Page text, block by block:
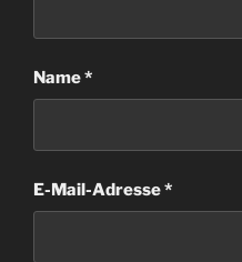
Name*
E-Mail-Adresse*